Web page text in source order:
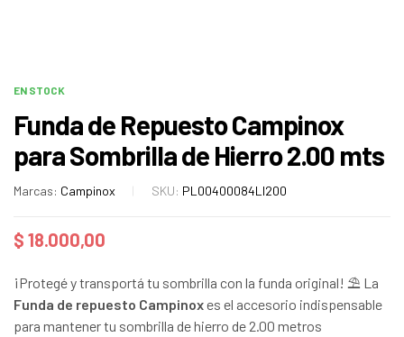
EN STOCK
Funda de Repuesto Campinox
para Sombrilla de Hierro 2.00 mts
Marcas: Campinox SKU: PL00400084LI200
$ 18.000,00
¡Protegé y transportá tu sombrilla con la funda original! ⛱️ La
Funda de repuesto Campinoxes el accesorio indispensable
para mantener tu sombrilla de hierro de 2.00 metros